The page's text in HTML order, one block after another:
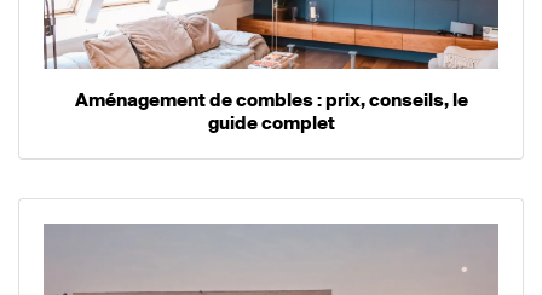
Aménagement de combles : prix, conseils, le
guide complet